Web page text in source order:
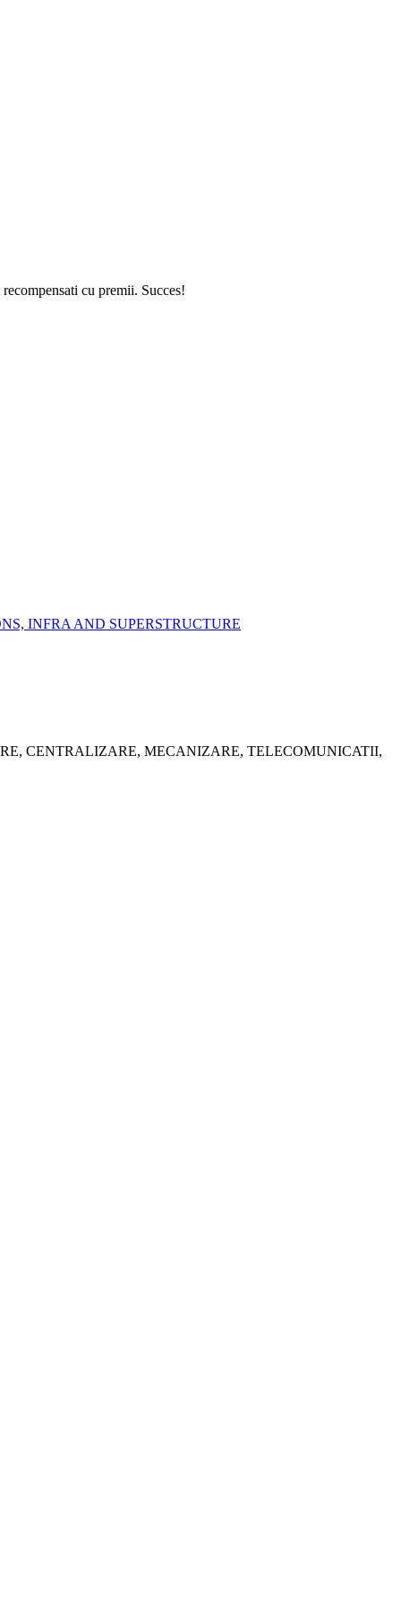
cu premii. Succes!
INFRA AND SUPERSTRUCTURE
CENTRALIZARE, MECANIZARE, TELECOMUNICATII,